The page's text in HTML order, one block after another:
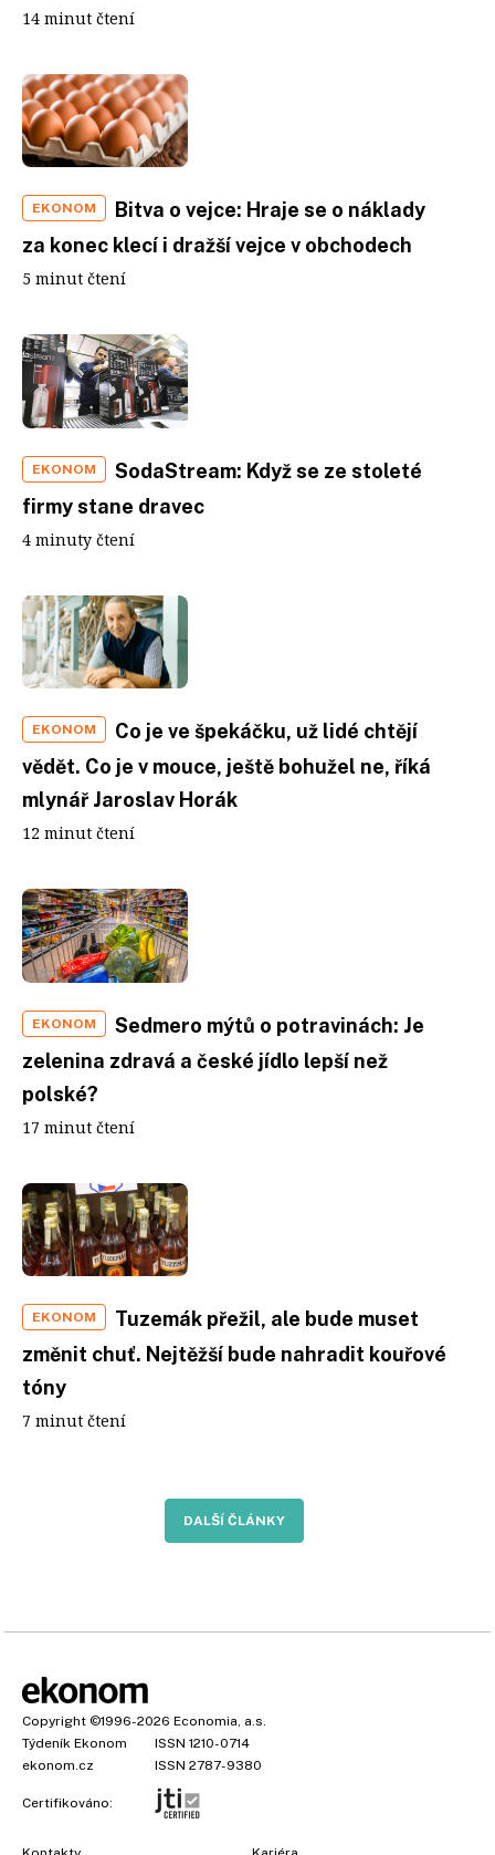
14 minut čtení
EKONOM
Bitva o vejce: Hraje se o náklady
za konec klecí i dražší vejce v obchodech
5 minut čtení
EKONOM
SodaStream: Když se ze stoleté
firmy stane dravec
4 minuty čtení
EKONOM
Co je ve špekáčku, už lidé chtějí
vědět. Co je v mouce, ještě bohužel ne, říká
mlynář Jaroslav Horák
12 minut čtení
EKONOM
Sedmero mýtů o potravinách: Je
zelenina zdravá a české jídlo lepší než
polské?
17 minut čtení
EKONOM
Tuzemák přežil, ale bude muset
změnit chuť. Nejtěžší bude nahradit kouřové
tóny
7 minut čtení
DALŠÍ ČLÁNKY
Copyright ©1996-2026 Economia, a.s.
Týdeník Ekonom
ISSN 1210-0714
ekonom.cz
ISSN 2787-9380
Certifikováno: